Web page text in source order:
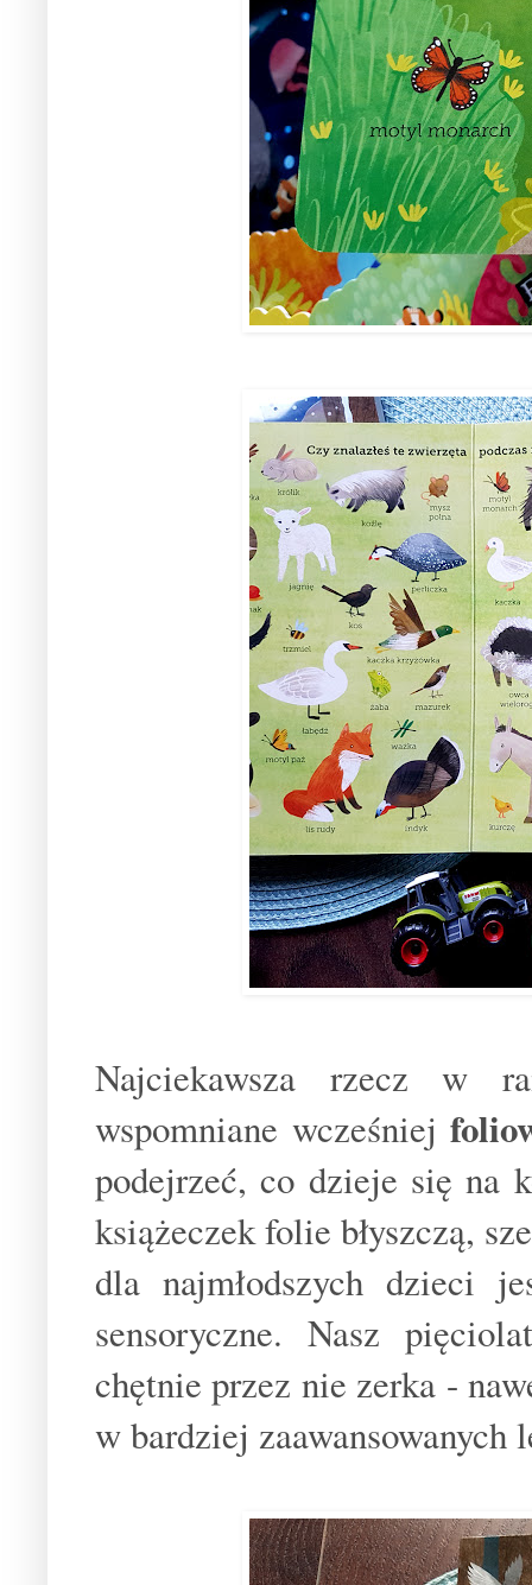
Najciekawsza rzecz w
wspomniane wcześniej
podejrzeć, co dzieje się na
książeczek folie błyszczą,
dla najmłodszych dzieci
sensoryczne. Nasz
chętnie przez nie zerka -
w bardziej